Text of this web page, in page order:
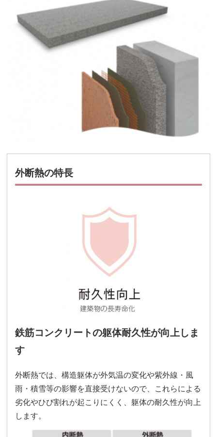
外断熱の特長
鉄筋コンクリートの躯体耐久性が向上しま
す
外断熱では、構造躯体が外気温の変化や紫外線・風
雨・積雪等の影響を直接受けないので、これらによる
劣化やひび割れが起こりにくく、躯体の耐久性が向上
します。